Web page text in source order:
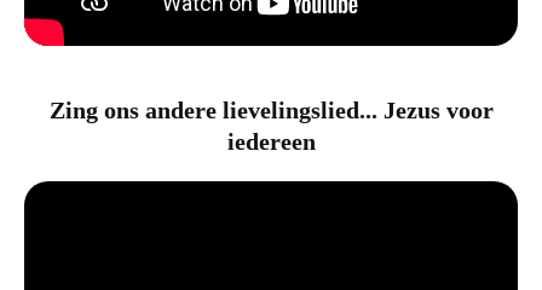
Zing ons andere lievelingslied... Jezus voor
iedereen